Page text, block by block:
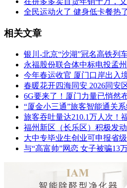
全民运动火了 健身低卡餐热
相关文章
银川-北京“沙湖”冠名高铁列
永福股份联合体中标电投孟
今年春运收官 厦门口岸出入
春暖花开四海同安 2026同安
6G要来了！厦门力量已悄然
“厦金小三通”旅客智能通关系
旅客吞吐量达210.1万人次！
福州新区（长乐区）积极发
大中专毕业生创业可申报省
与“高富帅”网恋 女子被骗13